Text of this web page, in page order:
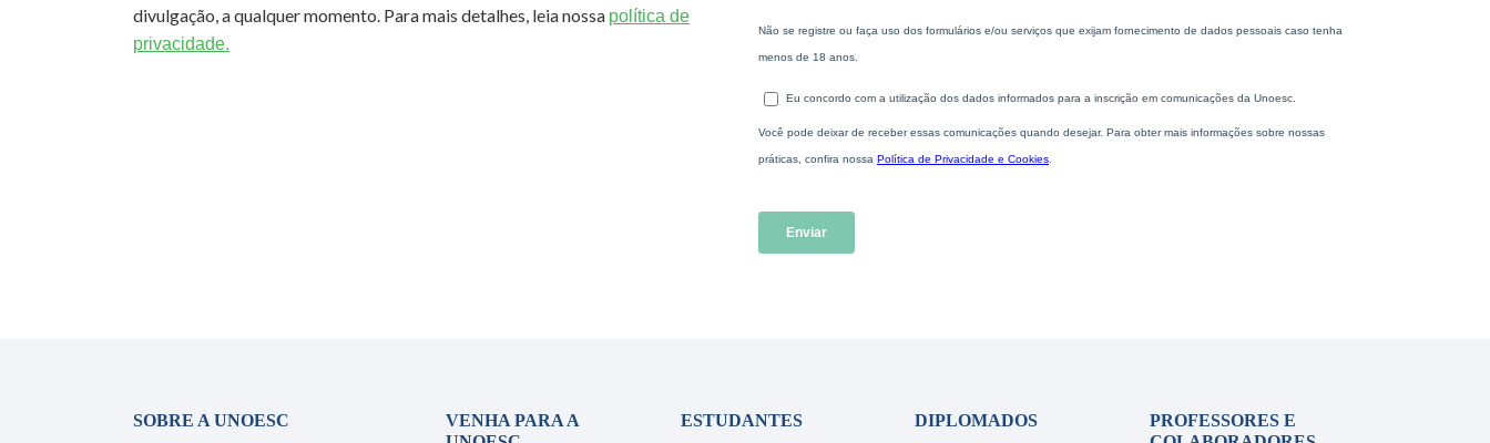
divulgação, a qualquer momento. Para mais detalhes, leia nossa política de
privacidade.
SOBRE A UNOESC
VENHA PARA A
ESTUDANTES
DIPLOMADOS
PROFESSORES E